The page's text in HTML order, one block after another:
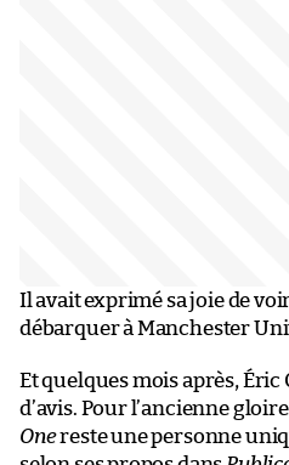
Il avait exprimé sa joie de
débarquer à Manchester
Et quelques mois après, Éric
d’avis. Pour l’ancienne
Onereste une personne